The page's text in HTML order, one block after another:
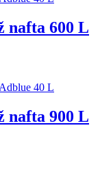
nafta 600 L
nafta 900 L